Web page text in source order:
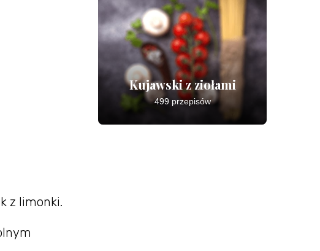
z limonki.
Kujawski z ziołami
499 przepisów